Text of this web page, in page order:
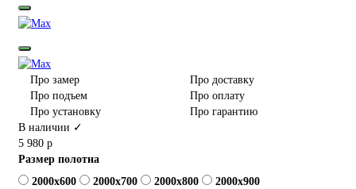
Про замер
Про доставку
Про подъем
Про оплату
Про установку
Про гарантию
В наличии ✓
5 980 р
Размер полотна
2000x600
2000x700 2000x800
2000x900